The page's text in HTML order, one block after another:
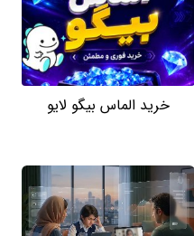
خرید الماس بیگو لایو